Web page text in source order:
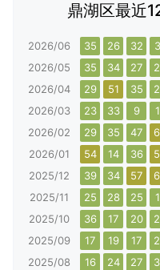
鼎湖区最近
2026/06 35 26 32
2026/05
35 34 27
2026/04
29 51 35
2026/03
23 33 9
2026/02
29 35 47
2026/01
54 14 36
2025/12
39 34 57
2025/11
25 28 25
2025/10
36 17 20
2025/09
17 19 17
2025/08
16 24 27